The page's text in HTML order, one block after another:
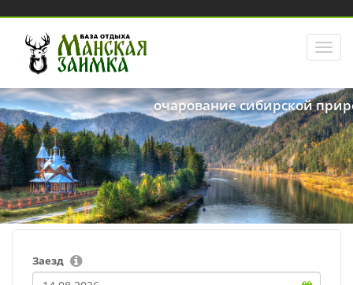
очарование сибирской
Заезд